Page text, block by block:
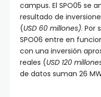
campus. El SPO05 se
resultado de
(USD 60 millones). Por
SPO06 entre en
con una inversión
reales (USD 120
de datos suman 26